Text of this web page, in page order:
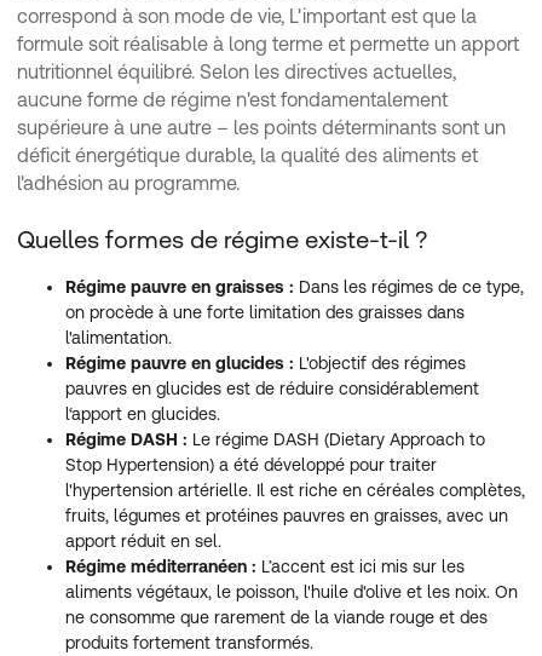
correspond à son mode de vie, L'important est que la
formule soit réalisable à long terme et permette un apport
nutritionnel équilibré. Selon les directives actuelles,
aucune forme de régime n'est fondamentalement
supérieure à une autre – les points déterminants sont un
déficit énergétique durable, la qualité des aliments et
l'adhésion au programme.
Quelles formes de régime existe-t-il ?
Régime pauvre en graisses : Dans les régimes de ce type,
on procède à une forte limitation des graisses dans
l'alimentation.
Régime pauvre en glucides : L'objectif des régimes
pauvres en glucides est de réduire considérablement
l‘apport en glucides.
Régime DASH : Le régime DASH (Dietary Approach to
Stop Hypertension) a été développé pour traiter
l'hypertension artérielle. Il est riche en céréales complètes,
fruits, légumes et protéines pauvres en graisses, avec un
apport réduit en sel.
Régime méditerranéen : L’accent est ici mis sur les
aliments végétaux, le poisson, l'huile d'olive et les noix. On
ne consomme que rarement de la viande rouge et des
produits fortement transformés.